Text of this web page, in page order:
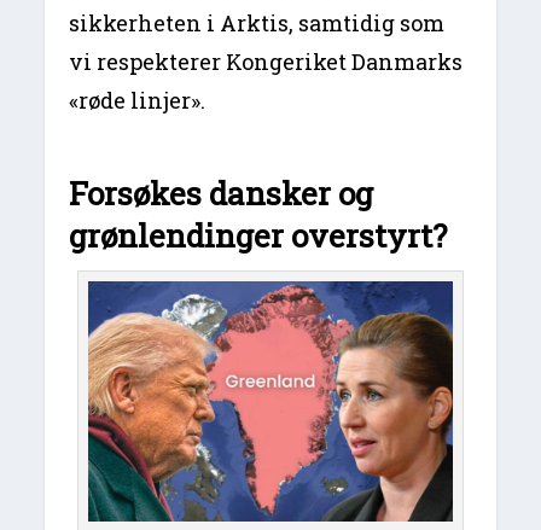
sikkerheten i Arktis, samtidig som
vi respekterer Kongeriket Danmarks
«røde linjer».
Forsøkes dansker og
grønlendinger overstyrt?